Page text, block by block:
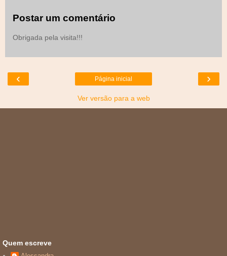
Postar um comentário
Obrigada pela visita!!!
‹ ›
Página inicial
Ver versão para a web
Quem escreve